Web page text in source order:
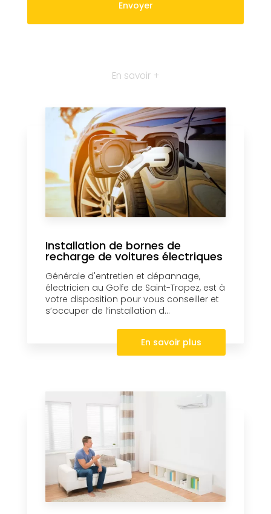
En savoir +
Installation de bornes de
recharge de voitures électriques
Générale d'entretien et dépannage,
électricien au Golfe de Saint-Tropez, est à
votre disposition pour vous conseiller et
s’occuper de l’installation d...
En savoir plus